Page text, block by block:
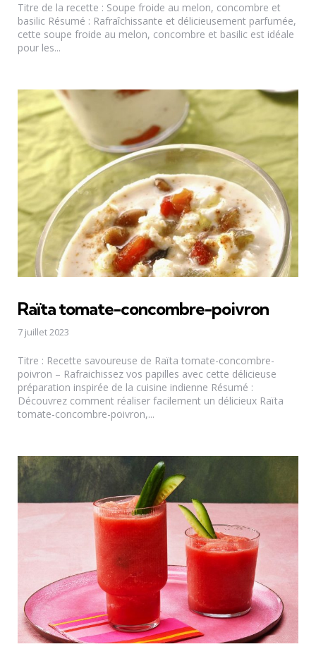
Titre de la recette : Soupe froide au melon, concombre et
basilic Résumé : Rafraîchissante et délicieusement parfumée,
cette soupe froide au melon, concombre et basilic est idéale
pour les...
Raïta tomate-concombre-poivron
7 juillet 2023
Titre : Recette savoureuse de Raïta tomate-concombre-
poivron – Rafraichissez vos papilles avec cette délicieuse
préparation inspirée de la cuisine indienne Résumé :
Découvrez comment réaliser facilement un délicieux Raïta
tomate-concombre-poivron,...